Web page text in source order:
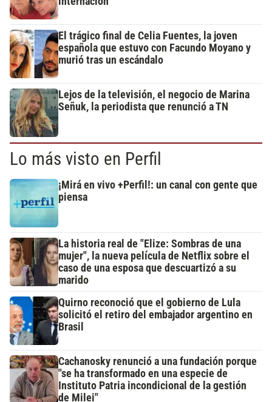
El trágico final de Celia Fuentes, la joven
española que estuvo con Facundo Moyano y
murió tras un escándalo
Lejos de la televisión, el negocio de Marina
Señuk, la periodista que renunció a TN
Lo más visto en Perfil
¡Mirá en vivo +Perfil!: un canal con gente que
piensa
La historia real de "Elize: Sombras de una
mujer", la nueva película de Netflix sobre el
caso de una esposa que descuartizó a su
marido
Quirno reconoció que el gobierno de Lula
solicitó el retiro del embajador argentino en
Brasil
Cachanosky renunció a una fundación porque
"se ha transformado en una especie de
Instituto Patria incondicional de la gestión
de Milei"